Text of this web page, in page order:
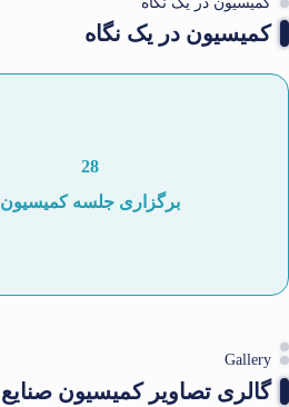
کمیسیون در یک نگاه
28
برگزاری جلسه کمیسیون
Gallery
گالری تصاویر کمیسیون صنایع